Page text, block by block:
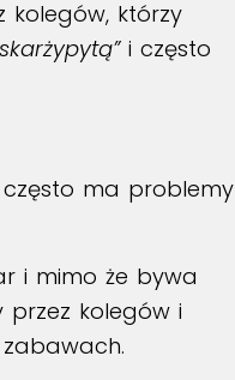
kolegów, którzy
i często
ma problemy
i mimo że bywa
przez kolegów i